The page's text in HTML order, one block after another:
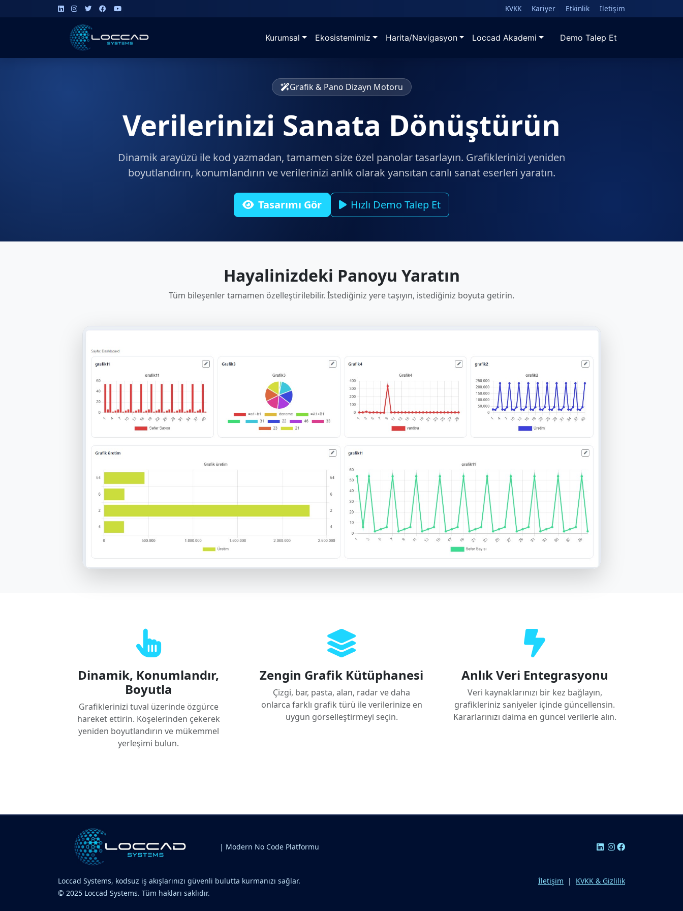
KVKK Kariyer Etkinlik İletişim
Kurumsal Ekosistemimiz Harita/Navigasyon Loccad Akademi Demo Talep Et
Grafik & Pano Dizayn Motoru
Verilerinizi Sanata Dönüştürün
Dinamik arayüzü ile kod yazmadan, tamamen size özel panolar tasarlayın. Grafiklerinizi yeniden
boyutlandırın, konumlandırın ve verilerinizi anlık olarak yansıtan canlı sanat eserleri yaratın.
Tasarımı Gör Hızlı Demo Talep Et
Hayalinizdeki Panoyu Yaratın
Tüm bileşenler tamamen özelleştirilebilir. İstediğiniz yere taşıyın, istediğiniz boyuta getirin.
Dinamik, Konumlandır,
Boyutla
Grafiklerinizi tuval üzerinde özgürce
hareket ettirin. Köşelerinden çekerek
yeniden boyutlandırın ve mükemmel
yerleşimi bulun.
Zengin Grafik Kütüphanesi
Çizgi, bar, pasta, alan, radar ve daha
onlarca farklı grafik türü ile verilerinize en
uygun görselleştirmeyi seçin.
Anlık Veri Entegrasyonu
Veri kaynaklarınızı bir kez bağlayın,
grafikleriniz saniyeler içinde güncellensin.
Kararlarınızı daima en güncel verilerle alın.
| Modern No Code Platformu
Loccad Systems, kodsuz iş akışlarınızı güvenli bulutta kurmanızı sağlar.
© 2025 Loccad Systems. Tüm hakları saklıdır.
İletişim | KVKK & Gizlilik